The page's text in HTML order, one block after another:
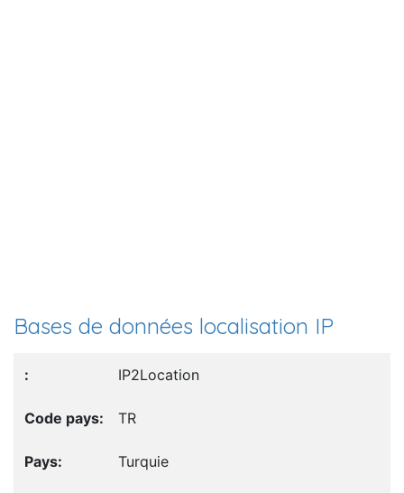
Bases de données localisation IP
IP2Location
TR
Turquie